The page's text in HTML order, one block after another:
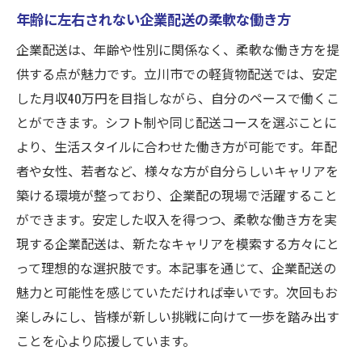
年齢に左右されない企業配送の柔軟な働き方
企業配送は、年齢や性別に関係なく、柔軟な働き方を提
供する点が魅力です。立川市での軽貨物配送では、安定
した月収40万円を目指しながら、自分のペースで働くこ
とができます。シフト制や同じ配送コースを選ぶことに
より、生活スタイルに合わせた働き方が可能です。年配
者や女性、若者など、様々な方が自分らしいキャリアを
築ける環境が整っており、企業配の現場で活躍すること
ができます。安定した収入を得つつ、柔軟な働き方を実
現する企業配送は、新たなキャリアを模索する方々にと
って理想的な選択肢です。本記事を通じて、企業配送の
魅力と可能性を感じていただければ幸いです。次回もお
楽しみにし、皆様が新しい挑戦に向けて一歩を踏み出す
ことを心より応援しています。